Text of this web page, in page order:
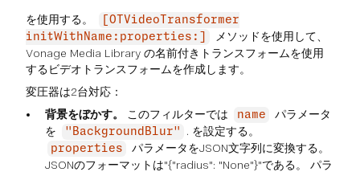
を使用する。
[OTVideoTransformer
initWithName:properties:]
メソッドを使用して、
Vonage Media Library の名前付きトランスフォームを使用
するビデオトランスフォームを作成します。
変圧器は2台対応：
背景をぼかす。
このフィルターでは name
パラメータ
を
"BackgroundBlur" . を設定する。
properties
パラメータをJSON文字列に変換する。
JSONのフォーマットは"{"radius": "None"}"である。 パラ